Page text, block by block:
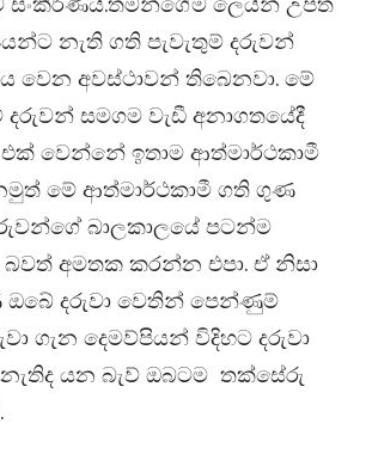
නැති ගති පැවැතුම් දරුවන්
වෙන අවස්ථාවන් තිබෙනවා. මේ
දරුවන් සමගම වැඩී අනාගතයේදී
වෙන්නේ ඉතාම ආත්මාර්ථකාමී
මේ ආත්මාර්ථකාමී ගති ගුණ
බාලකාලයේ පටන්ම
බවත් අමතක කරන්න එපා. ඒ නිසා
දරුවා වෙතින් පෙන්ණුම්
ගැන දෙමව්පියන් විදිහට දරුවා
යන බැව් ඔබටම තක්සේරු